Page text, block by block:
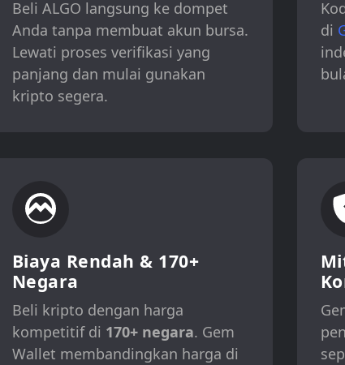
Beli ALGO langsung ke dompet
Anda tanpa membuat akun bursa.
Lewati proses verifikasi yang
panjang dan mulai gunakan
kripto segera.
di
Biaya Rendah & 170+
Negara
Beli kripto dengan harga
kompetitif di 170+ negara. Gem
Wallet membandingkan harga di